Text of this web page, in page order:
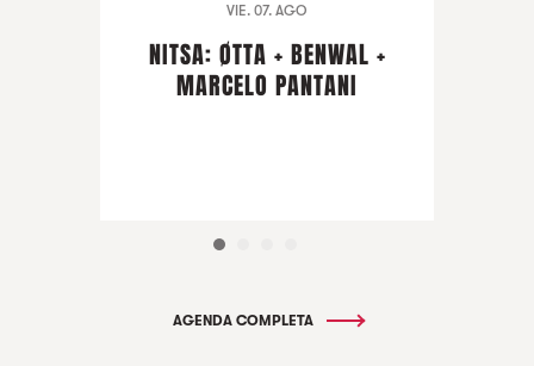
VIE. 07. AGO
NITSA: ØTTA + BENWAL +
MARCELO PANTANI
AGENDA COMPLETA